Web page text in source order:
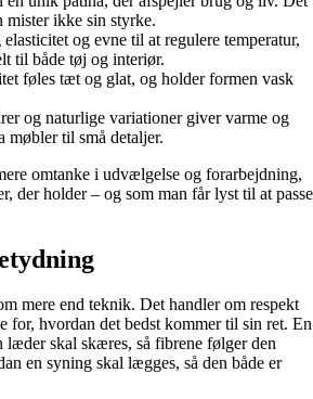
mister ikke sin styrke.
og evne til at regulere temperatur,
til både tøj og interiør.
føles tæt og glat, og holder formen vask
og naturlige variationer giver varme og
møbler til små detaljer.
omtanke i udvælgelse og forarbejdning,
der holder – og som man får lyst til at passe
mere end teknik. Det handler om respekt
for, hvordan det bedst kommer til sin ret. En
skal skæres, så fibrene følger den
en syning skal lægges, så den både er